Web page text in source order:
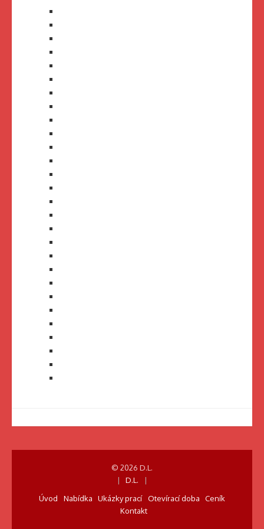
© 2026 D.L.
|
D.L.
|
Úvod
Nabídka Ukázky prací Otevírací doba
Ceník
Kontakt